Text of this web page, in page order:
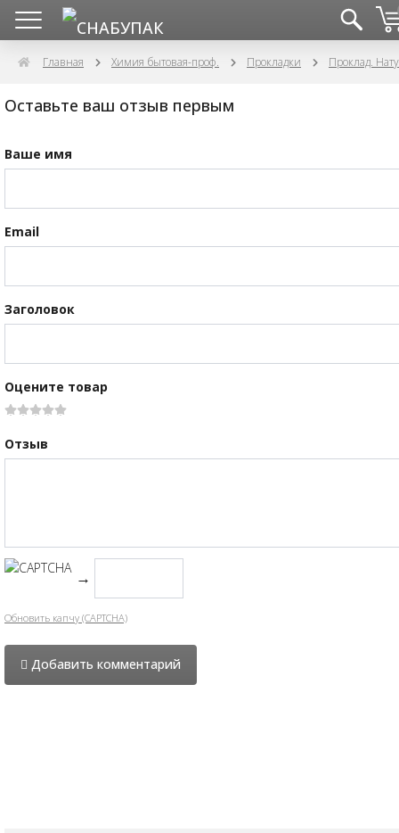
Главная Химия бытовая-проф. Прокладки Проклад.
Оставьте ваш отзыв первым
Ваше имя
Email
Заголовок
Оцените товар
Отзыв
→
Обновить капчу (CAPTCHA)
Добавить комментарий